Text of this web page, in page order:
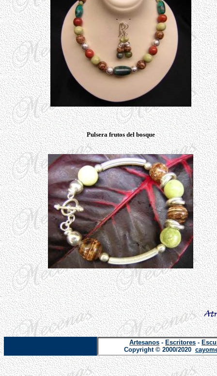
Pulsera frutos del bosque
Artesanos - Escritores -
Copyright © 2000/2020